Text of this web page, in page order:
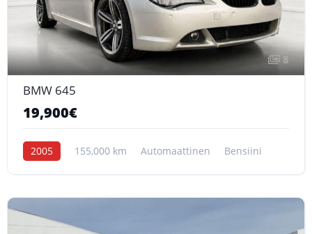
8
BMW 645
19,900€
2005 155,000 km Automaattinen Bensiini